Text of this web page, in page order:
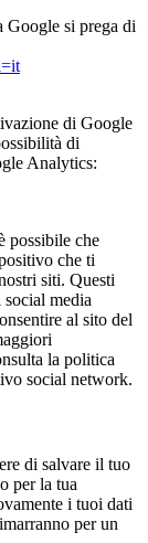
si prega di
di Google
di
Analytics:
possibile che
che ti
siti. Questi
media
al sito del
la politica
social network.
di salvare il tuo
per la tua
i tuoi dati
per un